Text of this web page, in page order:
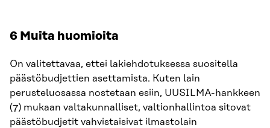
6 Muita huomioita
On valitettavaa, ettei lakiehdotuksessa suositella
päästöbudjettien asettamista. Kuten lain
perusteluosassa nostetaan esiin, UUSILMA-hankkeen
(7) mukaan valtakunnalliset, valtionhallintoa sitovat
päästöbudjetit vahvistaisivat ilmastolain